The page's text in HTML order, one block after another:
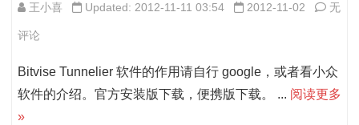
王小喜 Updated: 2012-11-11 03:54 2012-11-02
动
无
评论
Bitvise Tunnelier 软件的作用请自行 google，或者看小众
软件的介绍。官方安装版下载，便携版下载。 ... 阅读更多
»